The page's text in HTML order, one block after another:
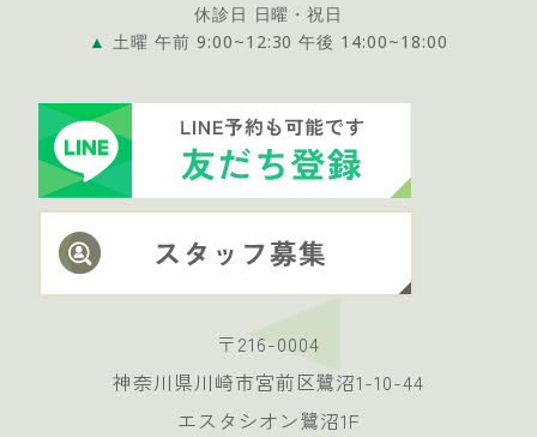
休診日 日曜・祝日
▲ 土曜 午前 9:00~12:30 午後 14:00~18:00
〒216-0004
神奈川県川崎市宮前区鷺沼1-10-44
エスタシオン鷺沼1F